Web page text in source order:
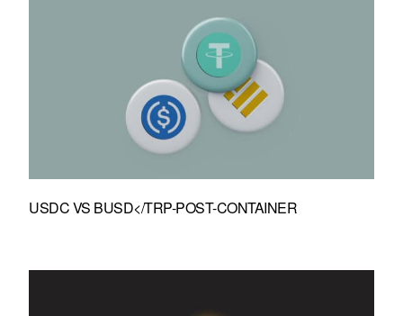
USDC VS BUSD</TRP-POST-CONTAINER